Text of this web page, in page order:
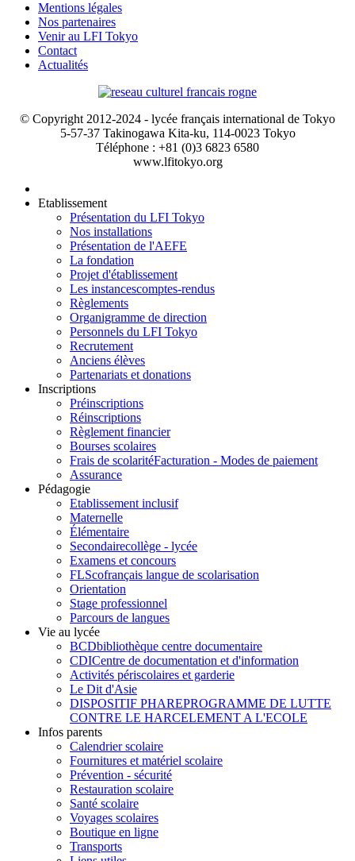
Mentions légales
Nos partenaires
Venir au LFI Tokyo
Contact
Actualités
© Copyright 2012-2024 - lycée français international de Tokyo
5-57-37 Takinogawa Kita-ku, 114-0023 Tokyo
Téléphone : +81 (0)3 6823 6580
www.lfitokyo.org
Etablissement
Présentation du LFI Tokyo
Nos installations
Présentation de l'AEFE
La fondation
Projet d'établissement
Les instancescomptes-rendus
Règlements
Organigramme de direction
Personnels du LFI Tokyo
Recrutement
Anciens élèves
Partenariats et donations
Inscriptions
Préinscriptions
Réinscriptions
Règlement financier
Bourses scolaires
Frais de scolaritéFacturation - Modes de paiement
Assurance
Pédagogie
Etablissement inclusif
Maternelle
Élémentaire
Secondairecollège - lycée
Examens et concours
FLScofrançais langue de scolarisation
Orientation
Stage professionnel
Parcours de langues
Vie au lycée
BCDbibliothèque centre documentaire
CDICentre de documentation et d'information
Activités périscolaires et garderie
Le Dit d'Asie
DISPOSITIF PHAREPROGRAMME DE LUTTE
CONTRE LE HARCELEMENT A L'ECOLE
Infos parents
Calendrier scolaire
Fournitures et matériel scolaire
Prévention - sécurité
Restauration scolaire
Santé scolaire
Voyages scolaires
Boutique en ligne
Transports